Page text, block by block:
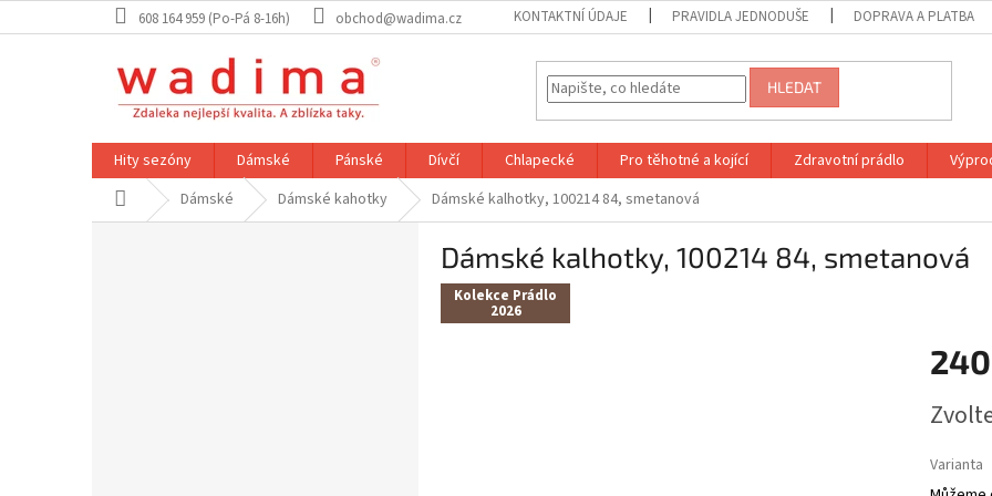
na
608 164 959 (Po-Pá 8-16h) obchod@wadima.cz KONTAKTNÍ ÚDAJE PRAVIDLA JEDNODUŠE DOPRAVA A PLATBA
HLEDAT
Hity sezóny Dámské Pánské Dívčí Chlapecké Pro těhotné a kojící Zdravotní prádlo
Domů Dámské Dámské kahotky Dámské kalhotky, 100214 84, smetanová
Dámské kalhotky, 100214 84, smetanová
Kolekce Prádlo
2026
cena:
Varianta